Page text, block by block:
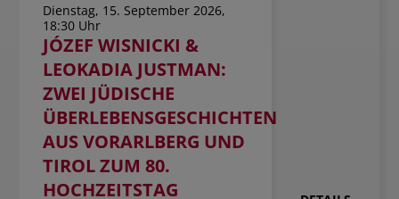
Dienstag, 15. September 2026,
18:30 Uhr
JÓZEF WISNICKI &
LEOKADIA JUSTMAN:
ZWEI JÜDISCHE
ÜBERLEBENSGESCHICHTEN
AUS VORARLBERG UND
TIROL ZUM 80.
HOCHZEITSTAG